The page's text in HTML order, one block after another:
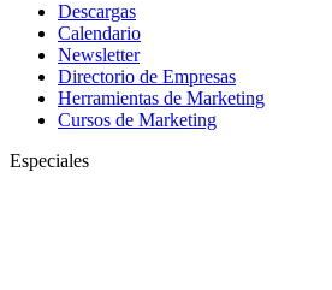
Descargas
Calendario
Newsletter
Directorio de Empresas
Herramientas de Marketing
Cursos de Marketing
Especiales